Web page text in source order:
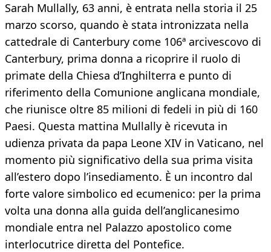
Sarah Mullally, 63 anni, è entrata nella storia il 25
marzo scorso, quando è stata intronizzata nella
cattedrale di Canterbury come 106ª arcivescovo di
Canterbury, prima donna a ricoprire il ruolo di
primate della Chiesa d’Inghilterra e punto di
riferimento della Comunione anglicana mondiale,
che riunisce oltre 85 milioni di fedeli in più di 160
Paesi. Questa mattina Mullally è ricevuta in
udienza privata da papa Leone XIV in Vaticano, nel
momento più significativo della sua prima visita
all’estero dopo l’insediamento. È un incontro dal
forte valore simbolico ed ecumenico: per la prima
volta una donna alla guida dell’anglicanesimo
mondiale entra nel Palazzo apostolico come
interlocutrice diretta del Pontefice.